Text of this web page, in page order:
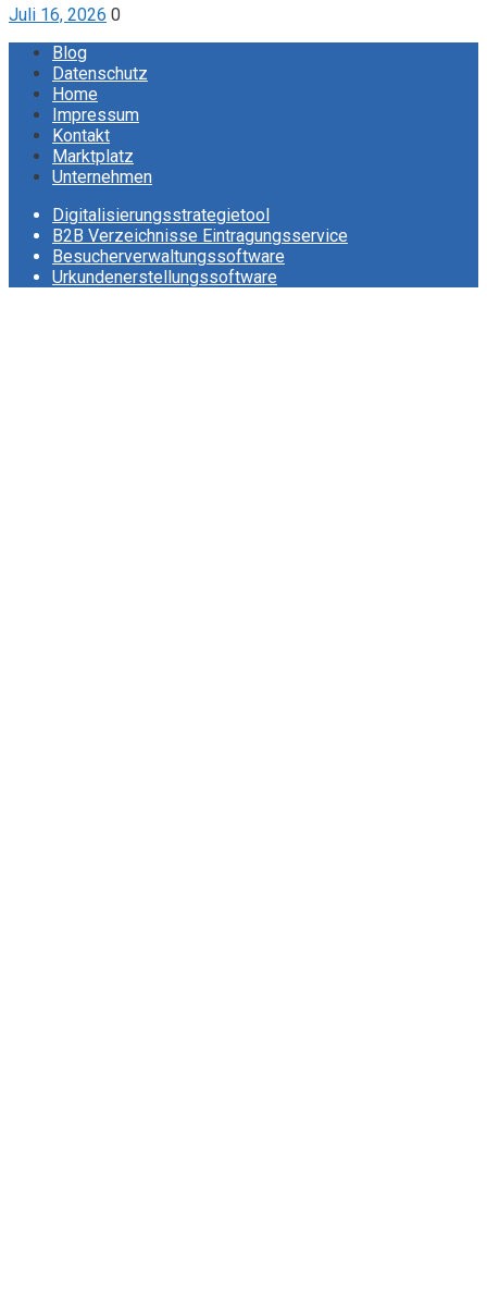
Juli 16, 2026 0
Blog
Datenschutz
Home
Impressum
Kontakt
Marktplatz
Unternehmen
Digitalisierungsstrategietool
B2B Verzeichnisse Eintragungsservice
Besucherverwaltungssoftware
Urkundenerstellungssoftware